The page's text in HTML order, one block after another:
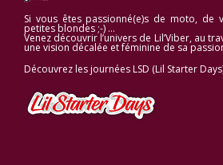
Si vous êtes passionné(e)s de moto, de
petites blondes ;-) …
Venez découvrir l’univers de Lil’Viber, au
une vision décalée et féminine de sa
Découvrez les journées LSD (Lil Starter